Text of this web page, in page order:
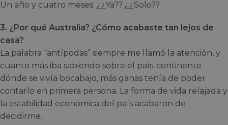
Un año y cuatro meses. ¿¿Ya?? ¿¿Solo??
3. ¿Por qué Australia? ¿Cómo acabaste tan lejos de
casa?
La palabra “antípodas” siempre me llamó la atención, y
cuanto más iba sabiendo sobre el país-continente
dónde se vivía bocabajo, más ganas tenía de poder
contarlo en primera persona. La forma de vida relajada y
la estabilidad económica del país acabaron de
decidirme.